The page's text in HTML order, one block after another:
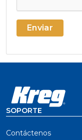
Enviar
SOPORTE
Contáctenos